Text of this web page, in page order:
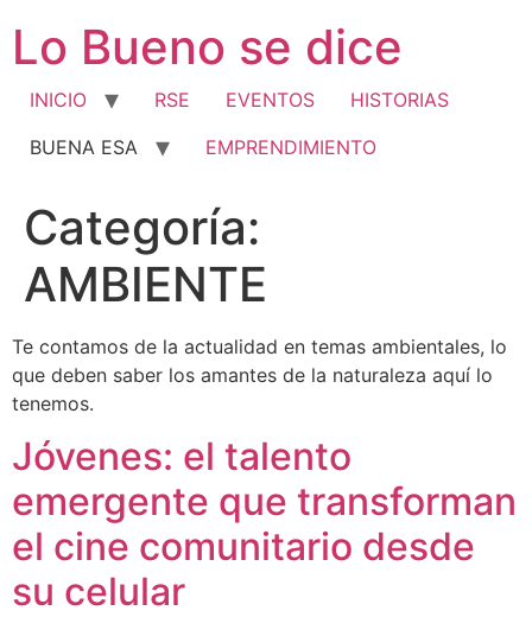
contenido
Lo Bueno se dice
INICIO RSE EVENTOS
HISTORIAS
BUENA ESA
EMPRENDIMIENTO
Categoría:
AMBIENTE
Te contamos de la actualidad en temas ambientales, lo
que deben saber los amantes de la naturaleza aquí lo
tenemos.
Jóvenes: el talento
emergente que transforman
el cine comunitario desde
su celular